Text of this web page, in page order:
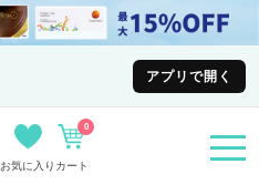
アプリで開く
お気に入り カート
0